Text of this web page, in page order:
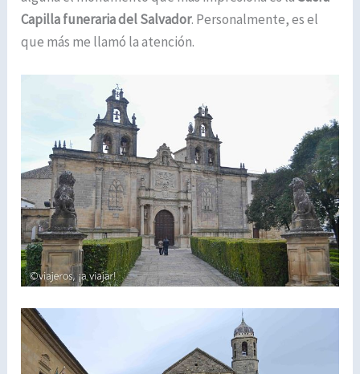
Capilla funeraria del Salvador. Personalmente, es el
que más me llamó la atención.